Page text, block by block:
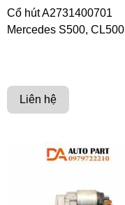
Cổ hút A2731400701
Mercedes S500, CL500
Liên hệ